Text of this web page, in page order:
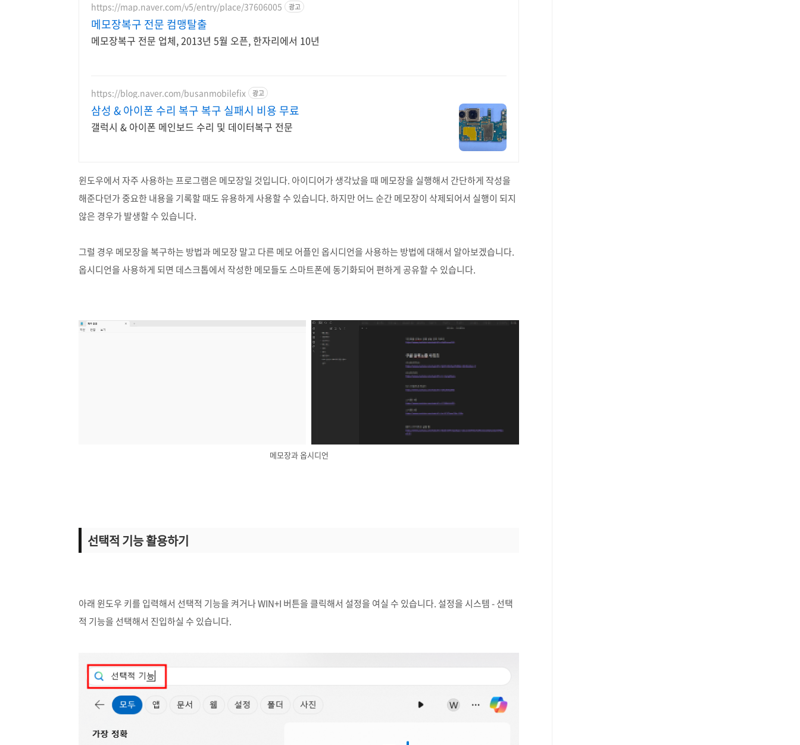
https://map.naver.com/v5/entry/place/37606005 광고
메모장복구 전문 컴맹탈출
메모장복구 전문 업체, 2013년 5월 오픈, 한자리에서 10년
https://blog.naver.com/busanmobilefix 광고
삼성 & 아이폰 수리 복구 복구 실패시 비용 무료
갤럭시 & 아이폰 메인보드 수리 및 데이터복구 전문
윈도우에서 자주 사용하는 프로그램은 메모장일 것입니다. 아이디어가 생각났을 때 메모장을 실행해서 간단하게 작성을
해준다던가 중요한 내용을 기록할 때도 유용하게 사용할 수 있습니다. 하지만 어느 순간 메모장이 삭제되어서 실행이 되지
않은 경우가 발생할 수 있습니다.
그럴 경우 메모장을 복구하는 방법과 메모장 말고 다른 메모 어플인 옵시디언을 사용하는 방법에 대해서 알아보겠습니다.
옵시디언을 사용하게 되면 데스크톱에서 작성한 메모들도 스마트폰에 동기화되어 편하게 공유할 수 있습니다.
메모장과 옵시디언
선택적 기능 활용하기
아래 윈도우 키를 입력해서 선택적 기능을 켜거나 WIN+I 버튼을 클릭해서 설정을 여실 수 있습니다. 설정을 시스템 - 선택
적 기능을 선택해서 진입하실 수 있습니다.